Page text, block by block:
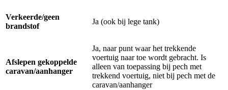
Verkeerde/geen
brandstof
Ja (ook bij lege tank)
Afslepen gekoppelde
caravan/aanhanger
Ja, naar punt waar het trekkende
voertuig naar toe wordt gebracht. Is
alleen van toepassing bij pech met
trekkend voertuig, niet bij pech met de
caravan/aanhanger